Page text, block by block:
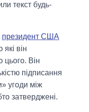
текст будь-
президент США
які він
цього. Він
підписання
угоди між
затверджені.